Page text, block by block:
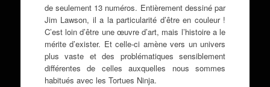
de seulement 13 numéros. Entièrement dessiné par
Jim Lawson, il a la particularité d’être en couleur !
C’est loin d’être une œuvre d’art, mais l’histoire a le
mérite d’exister. Et celle-ci amène vers un univers
plus vaste et des problématiques sensiblement
différentes de celles auxquelles nous sommes
habitués avec les Tortues Ninja.